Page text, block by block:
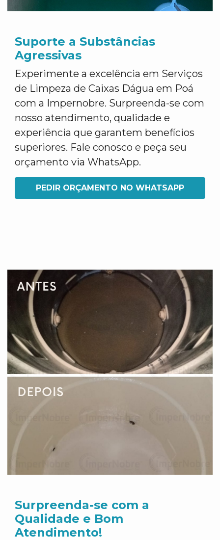
Suporte a Substâncias
Agressivas
Experimente a excelência em Serviços
de Limpeza de Caixas Dágua em Poá
com a Impernobre. Surpreenda-se com
nosso atendimento, qualidade e
experiência que garantem benefícios
superiores. Fale conosco e peça seu
orçamento via WhatsApp.
PEDIR ORÇAMENTO NO WHATSAPP
Surpreenda-se com a
Qualidade e Bom
Atendimento!